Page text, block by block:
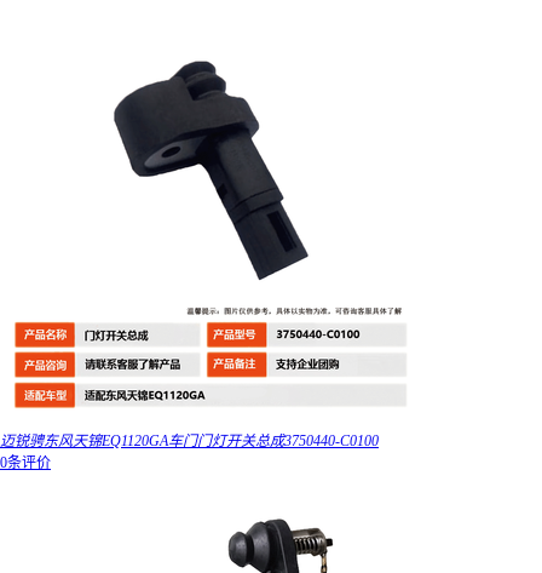
迈锐骋东风天锦EQ1120GA车门门灯开关总成3750440-C0100
0条评价